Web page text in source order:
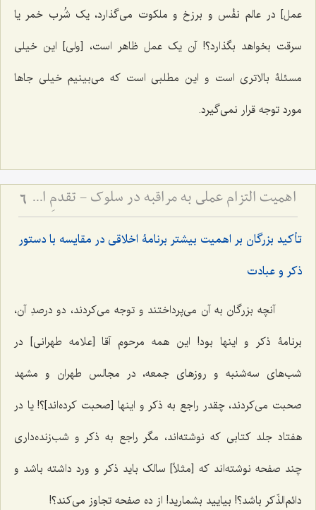
عمل] در عالم نفْس و برزخ و ملکوت می‌گذارد، یک شُرب خمر یا
سرقت بخواهد بگذارد؟! آن یک عمل ظاهر است، [ولی] این خیلی
مسئلۀ بالاتری است و این مطلبی است که می‌بینیم خیلی جا‌ها
مورد توجه قرار نمی‌گیرد.
اهمیت التزام عملی به مراقبه در سلوک - تقدمِ اخلاق و دستورات عملی بر ذکر، و مضرّات اینترنت 6
تأکید بزرگان بر اهمیت بیشتر برنامۀ اخلاقی در مقایسه با دستور
ذکر و عبادت
آنچه بزرگان به آن می‌پرداختند و توجه می‌کردند، دو درصدِ آن،
برنامۀ ذکر و اینها بود! این ‌همه مرحوم آقا [علامه طهرانی] در
شب‌های سه‌شنبه و روز‌های جمعه، در مجالس طهران و مشهد
صحبت می‌کردند، چقدر راجع به ذکر و اینها [صحبت کرده‌اند]؟! یا در
هفتاد جلد کتابی که نوشته‌اند، مگر راجع به ذکر و شب‌زنده‌داری
چند صفحه نوشته‌اند که [مثلاً] سالک باید ذکر و ورد داشته باشد و
دائم‌الذّکر باشد؟! بیایید بشمارید! از ده صفحه تجاوز می‌کند؟!